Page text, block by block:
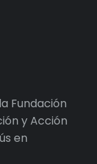
Fundación
y Acción
en